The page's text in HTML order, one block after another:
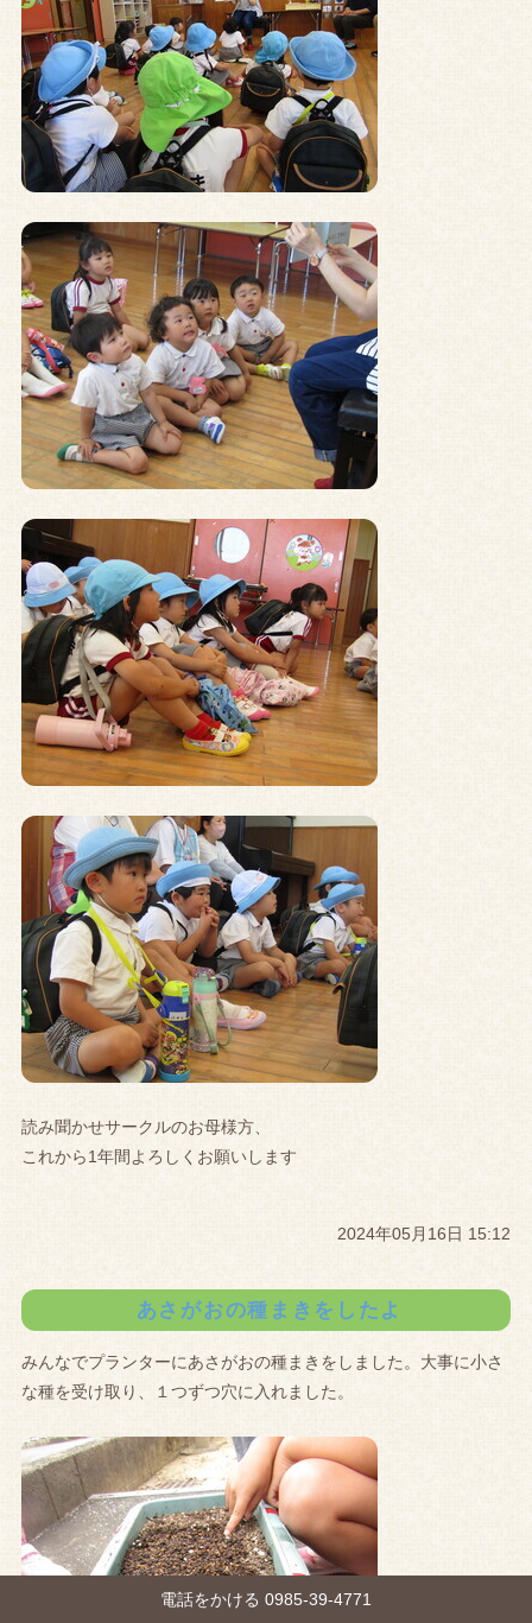
読み聞かせサークルのお母様方、
これから1年間よろしくお願いします
2024年05月16日 15:12
あさがおの種まきをしたよ
みんなでプランターにあさがおの種まきをしました。大事に小さ
な種を受け取り、１つずつ穴に入れました。
電話をかける 0985-39-4771